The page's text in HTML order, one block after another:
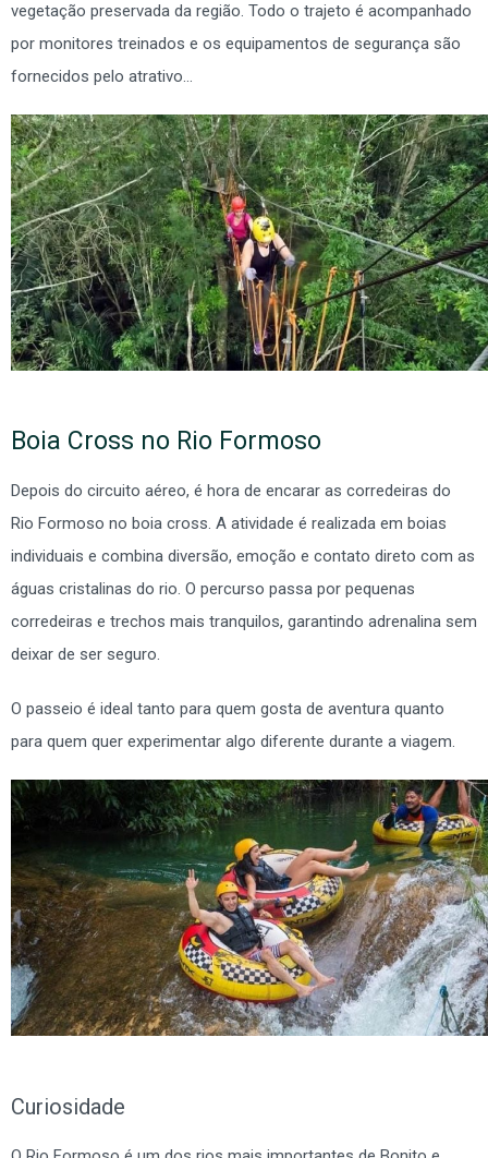
vegetação preservada da região. Todo o trajeto é acompanhado
por monitores treinados e os equipamentos de segurança são
fornecidos pelo atrativo…
Boia Cross no Rio Formoso
Depois do circuito aéreo, é hora de encarar as corredeiras do
Rio Formoso no boia cross. A atividade é realizada em boias
individuais e combina diversão, emoção e contato direto com as
águas cristalinas do rio. O percurso passa por pequenas
corredeiras e trechos mais tranquilos, garantindo adrenalina sem
deixar de ser seguro.
O passeio é ideal tanto para quem gosta de aventura quanto
para quem quer experimentar algo diferente durante a viagem.
Curiosidade